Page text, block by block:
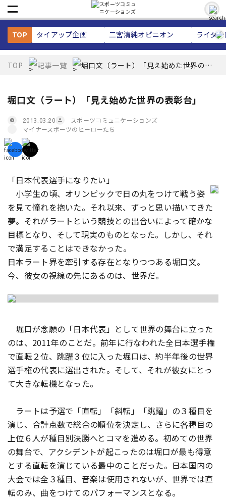
TOP タイアップ企画 二宮清純オピニオン ライタ
TOP 記事一覧 堀口文（ラート）「見え始めた世界の表
堀口文（ラート）「見え始めた世界の表彰台」
2013.03.20
スポーツコミュニケーションズ
マイナースポーツのヒーローたち
「日本代表選手になりたい」
小学生の頃、オリンピックで日の丸をつけて戦う姿
を見て憧れを抱いた。それ以来、ずっと思い描いてきた
夢。それがラートという競技との出合いによって確かな
目標となり、そして現実のものとなった。しかし、それ
で満足することはできなかった――。
日本ラート界を牽引する存在となりつつある堀口文。
今、彼女の視線の先にあるのは、世界だ。
堀口が念願の「日本代表」として世界の舞台に立った
のは、2011年のことだ。前年に行なわれた全日本選手権
で直転２位、跳躍３位に入った堀口は、約半年後の世界
選手権の代表に選出された。そして、それが彼女にとっ
て大きな転機となった。
ラートは予選で「直転」「斜転」「跳躍」の３種目を
演じ、合計点数で総合の順位を決定し、さらに各種目の
上位６人が種目別決勝へとコマを進める。初めての世界
の舞台で、アクシデントが起こったのは堀口が最も得意
とする直転を演じている最中のことだった。日本国内の
大会では全３種目、音楽は使用されないが、世界では直
転のみ、曲をつけてのパフォーマンスとなる。